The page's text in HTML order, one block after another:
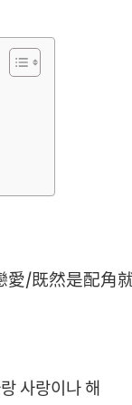
/既然是配角
사랑이나 해